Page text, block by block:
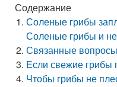
Содержание
Соленые грибы
Соленые грибы и
Связанные
Если свежие грибы
Чтобы грибы не